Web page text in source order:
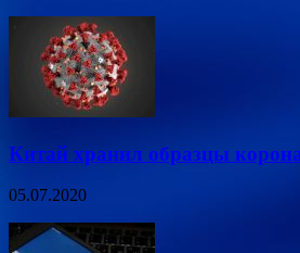
Китай хранил образцы
05.07.2020